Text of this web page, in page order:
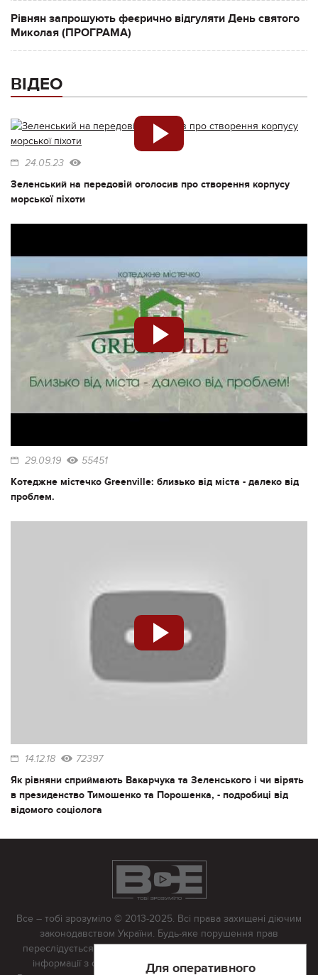
Рівнян запрошують феєрично відгуляти День святого
Миколая (ПРОГРАМА)
ВІДЕО
24.05.23
Зеленський на передовій оголосив про створення корпусу
морської піхоти
29.09.19 55451
Котеджне містечко Greenville: близько від міста - далеко від
проблем.
14.12.18 72397
Як рівняни сприймають Вакарчука та Зеленського і чи вірять
в президенство Тимошенко та Порошенка, - подробиці від
відомого соціолога
Для оперативного
Все – тобі зрозуміло © 2013-2025. Всі права захищені діючим
законодавством України. Будь-яке порушення прав
переслідується в судовому порядку. Будь-яке відтворення
інформації з сайту тільки з письмово дозволу редакції.